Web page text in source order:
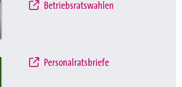
Betriebsratswahlen
Personalratsbriefe